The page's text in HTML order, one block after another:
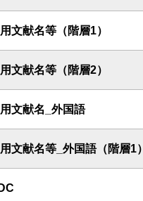
文献名等（階層1）
文献名等（階層2）
文献名_外国語
文献名等_外国語（階層1）